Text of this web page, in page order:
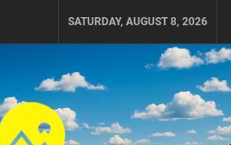
SATURDAY, AUGUST 8, 2026